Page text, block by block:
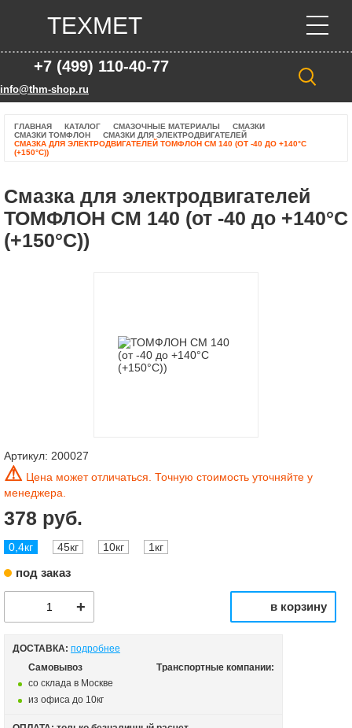
ТЕХМЕТ
+7 (499) 110-40-77
info@thm-shop.ru
ГЛАВНАЯ КАТАЛОГ СМАЗОЧНЫЕ МАТЕРИАЛЫ
СМАЗКИ
СМАЗКИ ТОМФЛОН
СМАЗКИ ДЛЯ ЭЛЕКТРОДВИГАТЕЛЕЙ
СМАЗКА ДЛЯ ЭЛЕКТРОДВИГАТЕЛЕЙ ТОМФЛОН СМ 140 (ОТ -40 ДО +140°C
(+150°С))
Смазка для электродвигателей
ТОМФЛОН СМ 140 (от -40 до +140°C
(+150°С))
Артикул: 200027
⚠ Цена может отличаться. Точную стоимость уточняйте у
менеджера.
378 руб.
0,4кг 45кг 10кг 1кг
под заказ
в корзину
ДОСТАВКА: подробнее
Самовывоз
со склада в Москве
из офиса до 10кг
Транспортные компании: